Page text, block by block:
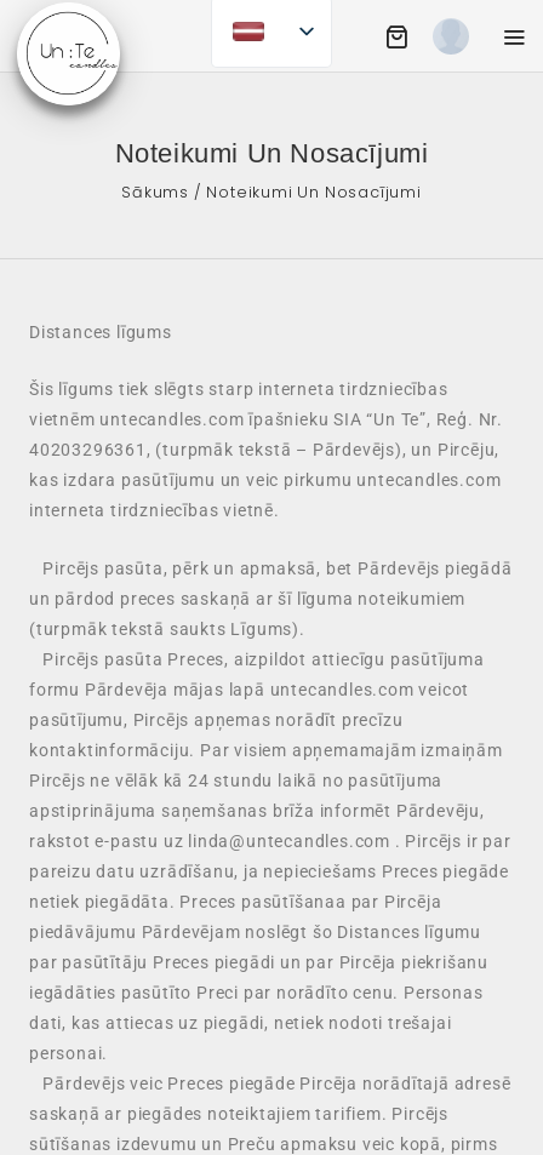
Noteikumi Un Nosacījumi
Sākums / Noteikumi Un Nosacījumi
Distances līgums
Šis līgums tiek slēgts starp interneta tirdzniecības
vietnēm untecandles.com īpašnieku SIA “Un Te”, Reģ. Nr.
40203296361, (turpmāk tekstā – Pārdevējs), un Pircēju,
kas izdara pasūtījumu un veic pirkumu untecandles.com
interneta tirdzniecības vietnē.
Pircējs pasūta, pērk un apmaksā, bet Pārdevējs piegādā
un pārdod preces saskaņā ar šī līguma noteikumiem
(turpmāk tekstā saukts Līgums).
Pircējs pasūta Preces, aizpildot attiecīgu pasūtījuma
formu Pārdevēja mājas lapā untecandles.com veicot
pasūtījumu, Pircējs apņemas norādīt precīzu
kontaktinformāciju. Par visiem apņemamajām izmaiņām
Pircējs ne vēlāk kā 24 stundu laikā no pasūtījuma
apstiprinājuma saņemšanas brīža informēt Pārdevēju,
rakstot e-pastu uz linda@untecandles.com . Pircējs ir par
pareizu datu uzrādīšanu, ja nepieciešams Preces piegāde
netiek piegādāta. Preces pasūtīšanaa par Pircēja
piedāvājumu Pārdevējam noslēgt šo Distances līgumu
par pasūtītāju Preces piegādi un par Pircēja piekrišanu
iegādāties pasūtīto Preci par norādīto cenu. Personas
dati, kas attiecas uz piegādi, netiek nodoti trešajai
personai.
Pārdevējs veic Preces piegāde Pircēja norādītajā adresē
saskaņā ar piegādes noteiktajiem tarifiem. Pircējs
sūtīšanas izdevumu un Preču apmaksu veic kopā, pirms